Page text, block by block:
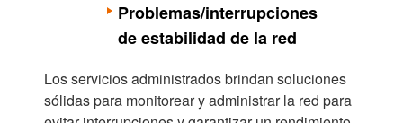
Problemas/interrupciones
de estabilidad de la red
Los servicios administrados brindan soluciones
sólidas para monitorear y administrar la red para